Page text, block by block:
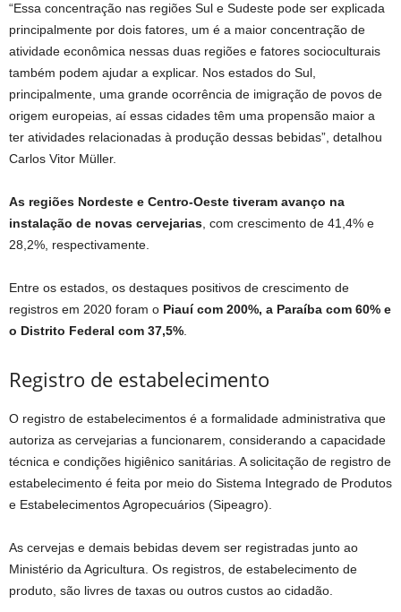
“Essa concentração nas regiões Sul e Sudeste pode ser explicada
principalmente por dois fatores, um é a maior concentração de
atividade econômica nessas duas regiões e fatores socioculturais
também podem ajudar a explicar. Nos estados do Sul,
principalmente, uma grande ocorrência de imigração de povos de
origem europeias, aí essas cidades têm uma propensão maior a
ter atividades relacionadas à produção dessas bebidas”, detalhou
Carlos Vitor Müller.
As regiões Nordeste e Centro-Oeste tiveram avanço na
instalação de novas cervejarias , com crescimento de 41,4% e
28,2%, respectivamente.
Entre os estados, os destaques positivos de crescimento de
registros em 2020 foram o Piauí com 200%, a Paraíba com 60% e
o Distrito Federal com 37,5%
Registro de estabelecimento
O registro de estabelecimentos é a formalidade administrativa que
autoriza as cervejarias a funcionarem, considerando a capacidade
técnica e condições higiênico sanitárias. A solicitação de registro de
estabelecimento é feita por meio do Sistema Integrado de Produtos
e Estabelecimentos Agropecuários (Sipeagro).
As cervejas e demais bebidas devem ser registradas junto ao
Ministério da Agricultura. Os registros, de estabelecimento de
produto, são livres de taxas ou outros custos ao cidadão.